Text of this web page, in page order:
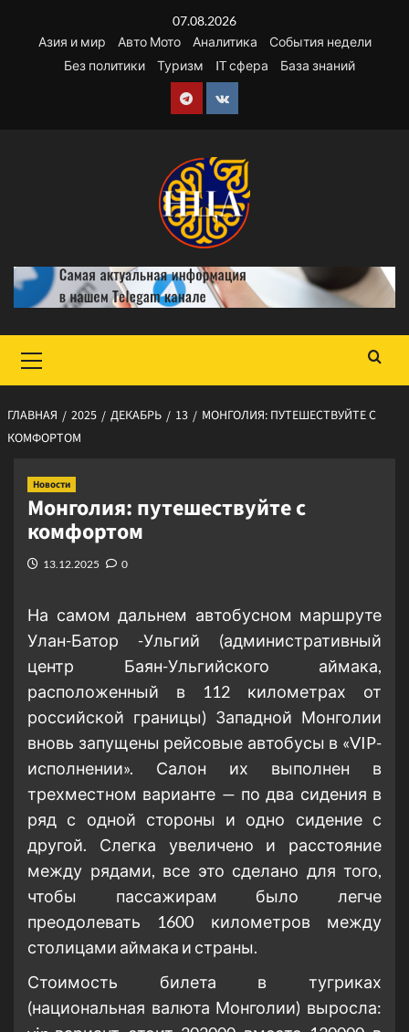
содержимому
07.08.2026
Азия и мир
Авто Мото Аналитика
События недели
Без политики
Туризм IT сфера База знаний
Telegram
VK
меню
ГЛАВНАЯ 2025 ДЕКАБРЬ 13
МОНГОЛИЯ: ПУТЕШЕСТВУЙТЕ С
КОМФОРТОМ
Новости
Монголия: путешествуйте с
комфортом
13.12.2025 0
На самом дальнем автобусном маршруте
Улан-Батор -Ульгий (административный
центр Баян-Ульгийского аймака,
расположенный в 112 километрах от
российской границы) Западной Монголии
вновь запущены рейсовые автобусы в «VIP-
исполнении». Салон их выполнен в
трехместном варианте — по два сидения в
ряд с одной стороны и одно сидение с
другой. Слегка увеличено и расстояние
между рядами, все это сделано для того,
чтобы пассажирам было легче
преодолевать 1600 километров между
столицами аймака и страны.
Стоимость билета в тугриках
(национальная валюта Монголии) выросла: